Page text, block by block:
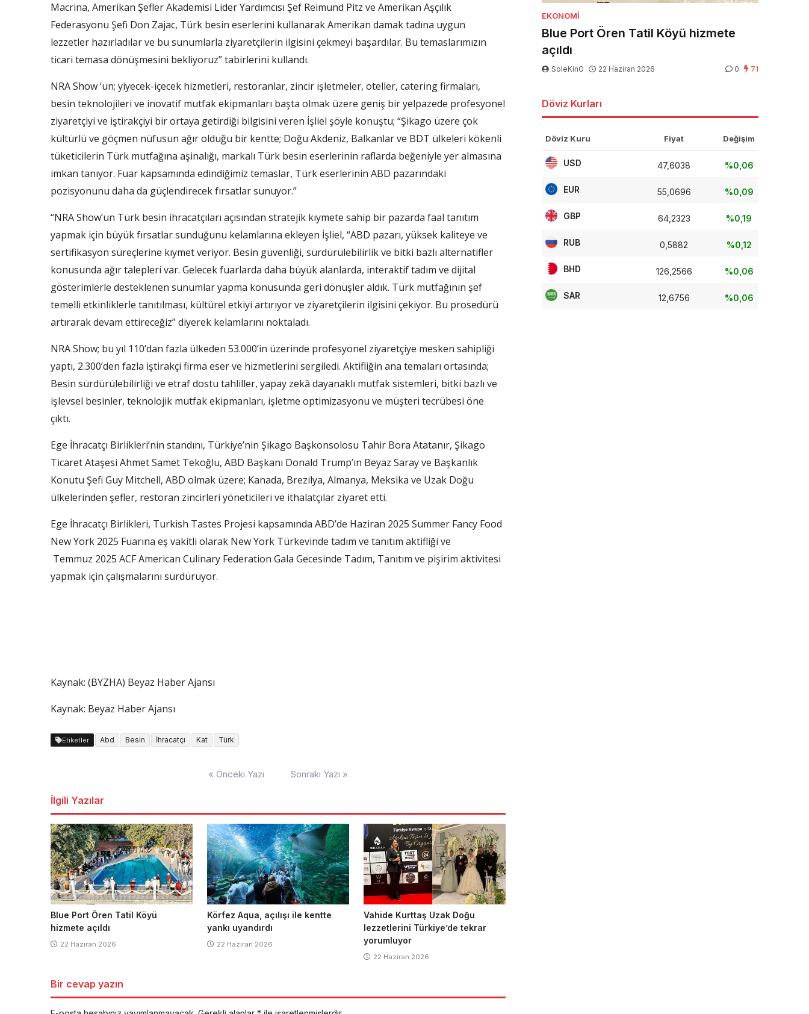
Macrina, Amerikan Şefler Akademisi Lider Yardımcısı Şef Reimund Pitz ve Amerikan Aşçılık
Federasyonu Şefi Don Zajac, Türk besin eserlerini kullanarak Amerikan damak tadına uygun
lezzetler hazırladılar ve bu sunumlarla ziyaretçilerin ilgisini çekmeyi başardılar. Bu temaslarımızın
ticari temasa dönüşmesini bekliyoruz” tabirlerini kullandı.
NRA Show ‘un; yiyecek-içecek hizmetleri, restoranlar, zincir işletmeler, oteller, catering firmaları,
besin teknolojileri ve inovatif mutfak ekipmanları başta olmak üzere geniş bir yelpazede profesyonel
ziyaretçiyi ve iştirakçiyi bir ortaya getirdiği bilgisini veren İşliel şöyle konuştu; “Şikago üzere çok
kültürlü ve göçmen nüfusun ağır olduğu bir kentte; Doğu Akdeniz, Balkanlar ve BDT ülkeleri kökenli
tüketicilerin Türk mutfağına aşinalığı, markalı Türk besin eserlerinin raflarda beğeniyle yer almasına
imkan tanıyor. Fuar kapsamında edindiğimiz temaslar, Türk eserlerinin ABD pazarındaki
pozisyonunu daha da güçlendirecek fırsatlar sunuyor.”
“NRA Show’un Türk besin ihracatçıları açısından stratejik kıymete sahip bir pazarda faal tanıtım
yapmak için büyük fırsatlar sunduğunu kelamlarına ekleyen İşliel, “ABD pazarı, yüksek kaliteye ve
sertifikasyon süreçlerine kıymet veriyor. Besin güvenliği, sürdürülebilirlik ve bitki bazlı alternatifler
konusunda ağır talepleri var. Gelecek fuarlarda daha büyük alanlarda, interaktif tadım ve dijital
gösterimlerle desteklenen sunumlar yapma konusunda geri dönüşler aldık. Türk mutfağının şef
temelli etkinliklerle tanıtılması, kültürel etkiyi artırıyor ve ziyaretçilerin ilgisini çekiyor. Bu prosedürü
artırarak devam ettireceğiz” diyerek kelamlarını noktaladı.
NRA Show; bu yıl 110’dan fazla ülkeden 53.000’in üzerinde profesyonel ziyaretçiye mesken sahipliği
yaptı, 2.300’den fazla iştirakçi firma eser ve hizmetlerini sergiledi. Aktifliğin ana temaları ortasında;
Besin sürdürülebilirliği ve etraf dostu tahliller, yapay zekâ dayanaklı mutfak sistemleri, bitki bazlı ve
işlevsel besinler, teknolojik mutfak ekipmanları, işletme optimizasyonu ve müşteri tecrübesi öne
çıktı.
Ege İhracatçı Birlikleri’nin standını, Türkiye’nin Şikago Başkonsolosu Tahir Bora Atatanır, Şikago
Ticaret Ataşesi Ahmet Samet Tekoğlu, ABD Başkanı Donald Trump’ın Beyaz Saray ve Başkanlık
Konutu Şefi Guy Mitchell, ABD olmak üzere; Kanada, Brezilya, Almanya, Meksika ve Uzak Doğu
ülkelerinden şefler, restoran zincirleri yöneticileri ve ithalatçılar ziyaret etti.
Ege İhracatçı Birlikleri, Turkish Tastes Projesi kapsamında ABD’de Haziran 2025 Summer Fancy Food
New York 2025 Fuarına eş vakitli olarak New York Türkevinde tadım ve tanıtım aktifliği ve
Temmuz 2025 ACF American Culinary Federation Gala Gecesinde Tadım, Tanıtım ve pişirim aktivitesi
yapmak için çalışmalarını sürdürüyor.
Kaynak: (BYZHA) Beyaz Haber Ajansı
Kaynak: Beyaz Haber Ajansı
Etiketler Abd Besin İhracatçı Kat Türk
« Önceki Yazı Sonraki Yazı »
İlgili Yazılar
Blue Port Ören Tatil Köyü
hizmete açıldı
22 Haziran 2026
Körfez Aqua, açılışı ile kentte
yankı uyandırdı
22 Haziran 2026
Vahide Kurttaş Uzak Doğu
lezzetlerini Türkiye’de tekrar
yorumluyor
22 Haziran 2026
Bir cevap yazın
EKONOMI
Blue Port Ören Tatil Köyü hizmete
açıldı
SoleKinG 22 Haziran 2026 0 71
Döviz Kurları
Döviz Kuru Fiyat Değişim
USD 47,6038 %0,06
EUR 55,0696 %0,09
GBP 64,2323 %0,19
RUB 0,5882 %0,12
BHD 126,2566 %0,06
SAR 12,6756 %0,06